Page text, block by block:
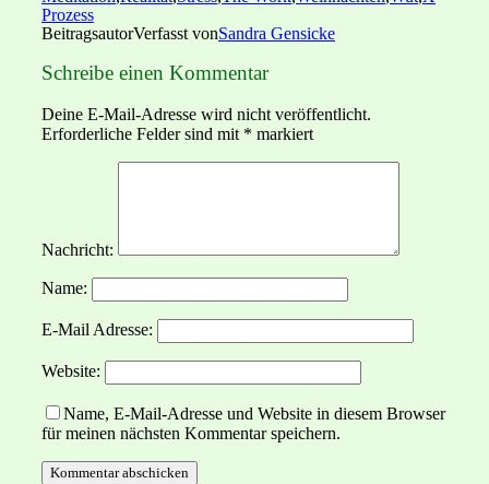
Prozess
BeitragsautorVerfasst vonSandra Gensicke
Schreibe einen Kommentar
Deine E-Mail-Adresse wird nicht veröffentlicht.
Erforderliche Felder sind mit * markiert
Nachricht:
Name:
E-Mail Adresse:
Website:
Name, E-Mail-Adresse und Website in diesem Browser
für meinen nächsten Kommentar speichern.